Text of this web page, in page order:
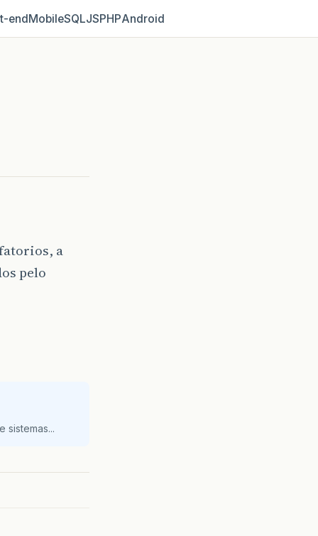
MobileSQLJSPHPAndroid
a
pelo
sistemas...